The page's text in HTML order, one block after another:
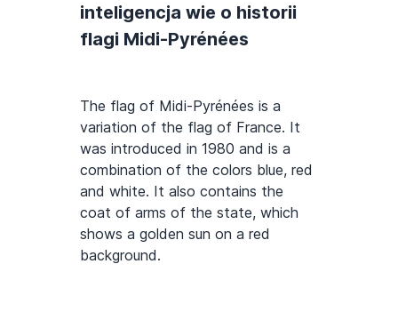
inteligencja wie o historii
flagi Midi-Pyrénées
The flag of Midi-Pyrénées is a
variation of the flag of France. It
was introduced in 1980 and is a
combination of the colors blue, red
and white. It also contains the
coat of arms of the state, which
shows a golden sun on a red
background.